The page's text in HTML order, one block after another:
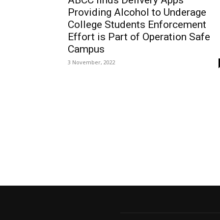
Providing Alcohol to Underage
College Students Enforcement
Effort is Part of Operation Safe
Campus
3 November, 2022